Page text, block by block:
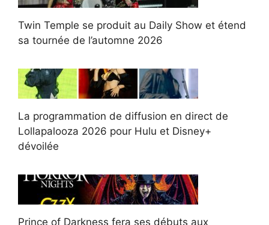
Twin Temple se produit au Daily Show et étend
sa tournée de l’automne 2026
La programmation de diffusion en direct de
Lollapalooza 2026 pour Hulu et Disney+
dévoilée
Prince of Darkness fera ses débuts aux